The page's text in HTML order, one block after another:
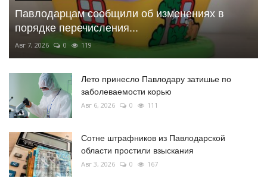
Павлодарцам сообщили об изменениях в
порядке перечисления...
Авг 7, 2026 0 119
Лето принесло Павлодару затишье по
заболеваемости корью
Авг 6, 2026 0 111
Сотне штрафников из Павлодарской
области простили взыскания
Авг 3, 2026 0 167